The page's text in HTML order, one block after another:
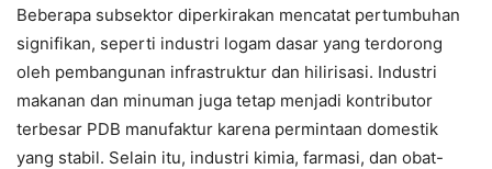
Beberapa subsektor diperkirakan mencatat pertumbuhan
signifikan, seperti industri logam dasar yang terdorong
oleh pembangunan infrastruktur dan hilirisasi. Industri
makanan dan minuman juga tetap menjadi kontributor
terbesar PDB manufaktur karena permintaan domestik
yang stabil. Selain itu, industri kimia, farmasi, dan obat-